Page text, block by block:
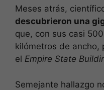
Meses atrás,
descubrieron una
que, con sus casi
kilómetros de ancho,
el Empire State
Semejante hallazgo